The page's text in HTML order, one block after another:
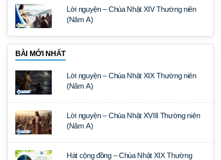
Lời nguyện – Chúa Nhật XIV Thường niên
(Năm A)
BÀI MỚI NHẤT
Lời nguyện – Chúa Nhật XIX Thường niên
(Năm A)
Lời nguyện – Chúa Nhật XVIII Thường niên
(Năm A)
Hát cộng đồng – Chúa Nhật XIX Thường